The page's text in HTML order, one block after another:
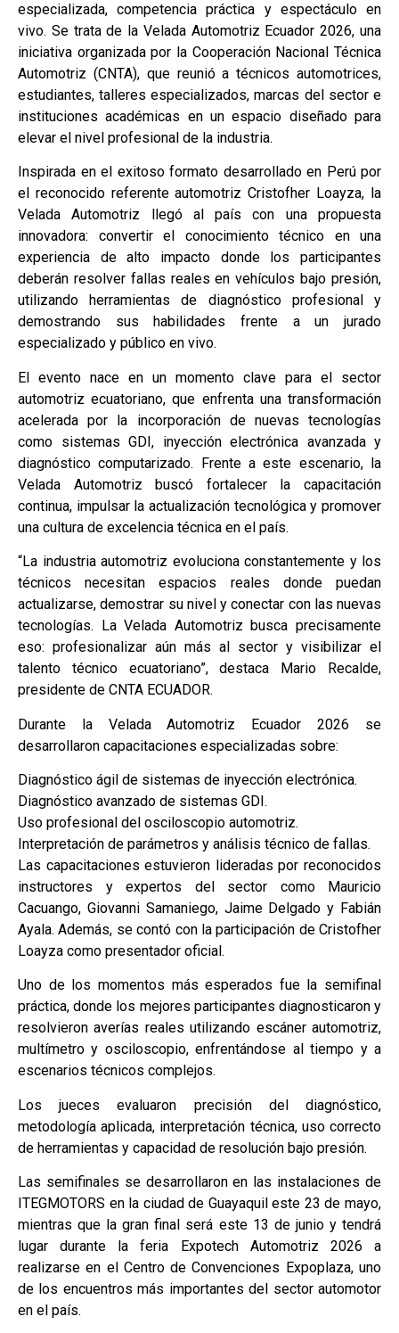
especializada, competencia práctica y espectáculo en
vivo. Se trata de la Velada Automotriz Ecuador 2026, una
iniciativa organizada por la Cooperación Nacional Técnica
Automotriz (CNTA), que reunió a técnicos automotrices,
estudiantes, talleres especializados, marcas del sector e
instituciones académicas en un espacio diseñado para
elevar el nivel profesional de la industria.
Inspirada en el exitoso formato desarrollado en Perú por
el reconocido referente automotriz Cristofher Loayza, la
Velada Automotriz llegó al país con una propuesta
innovadora: convertir el conocimiento técnico en una
experiencia de alto impacto donde los participantes
deberán resolver fallas reales en vehículos bajo presión,
utilizando herramientas de diagnóstico profesional y
demostrando sus habilidades frente a un jurado
especializado y público en vivo.
El evento nace en un momento clave para el sector
automotriz ecuatoriano, que enfrenta una transformación
acelerada por la incorporación de nuevas tecnologías
como sistemas GDI, inyección electrónica avanzada y
diagnóstico computarizado. Frente a este escenario, la
Velada Automotriz buscó fortalecer la capacitación
continua, impulsar la actualización tecnológica y promover
una cultura de excelencia técnica en el país.
“La industria automotriz evoluciona constantemente y los
técnicos necesitan espacios reales donde puedan
actualizarse, demostrar su nivel y conectar con las nuevas
tecnologías. La Velada Automotriz busca precisamente
eso: profesionalizar aún más al sector y visibilizar el
talento técnico ecuatoriano”, destaca Mario Recalde,
presidente de CNTA ECUADOR.
Durante la Velada Automotriz Ecuador 2026 se
desarrollaron capacitaciones especializadas sobre:
Diagnóstico ágil de sistemas de inyección electrónica.
Diagnóstico avanzado de sistemas GDI.
Uso profesional del osciloscopio automotriz.
Interpretación de parámetros y análisis técnico de fallas.
Las capacitaciones estuvieron lideradas por reconocidos
instructores y expertos del sector como Mauricio
Cacuango, Giovanni Samaniego, Jaime Delgado y Fabián
Ayala. Además, se contó con la participación de Cristofher
Loayza como presentador oficial.
Uno de los momentos más esperados fue la semifinal
práctica, donde los mejores participantes diagnosticaron y
resolvieron averías reales utilizando escáner automotriz,
multímetro y osciloscopio, enfrentándose al tiempo y a
escenarios técnicos complejos.
Los jueces evaluaron precisión del diagnóstico,
metodología aplicada, interpretación técnica, uso correcto
de herramientas y capacidad de resolución bajo presión.
Las semifinales se desarrollaron en las instalaciones de
ITEGMOTORS en la ciudad de Guayaquil este 23 de mayo,
mientras que la gran final será este 13 de junio y tendrá
lugar durante la feria Expotech Automotriz 2026 a
realizarse en el Centro de Convenciones Expoplaza, uno
de los encuentros más importantes del sector automotor
en el país.